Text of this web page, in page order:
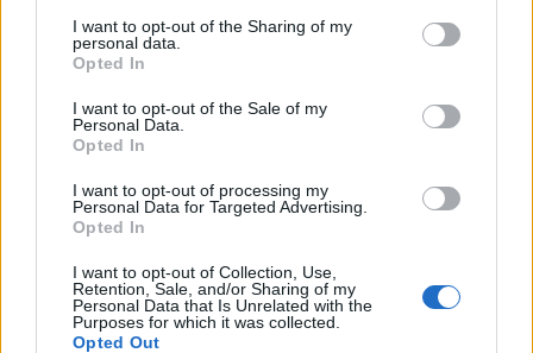
not limited to your visit or usage behaviour. You may click to
grant or deny consent to Google and its third-party tags to
use your data for below specified purposes in below Google
consent section.
I want to opt-out of the Sharing of my
personal data.
Opted In
I want to opt-out of the Sale of my
Personal Data.
Opted In
I want to opt-out of processing my
Personal Data for Targeted Advertising.
Opted In
I want to opt-out of Collection, Use,
Retention, Sale, and/or Sharing of my
Personal Data that Is Unrelated with the
Purposes for which it was collected.
Opted Out
08.08.2026